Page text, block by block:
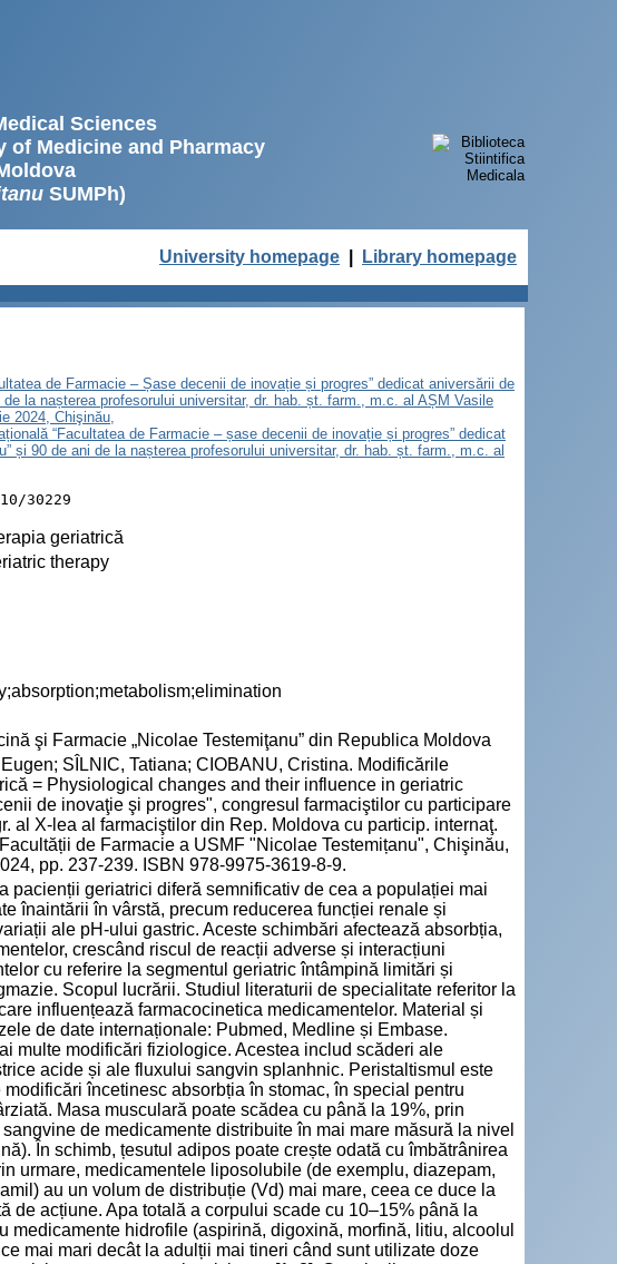
Sciences
of Medicine and Pharmacy
SUMPh)
University homepage Library homepage
de Farmacie – Șase decenii de inovație și progres” dedicat aniversării de
la nașterea profesorului universitar, dr. hab. șt. farm., m.c. al AȘM Vasile
2024, Chişinău,
“Facultatea de Farmacie – șase decenii de inovație și progres” dedicat
și 90 de ani de la nașterea profesorului universitar, dr. hab. șt. farm., m.c. al
30229
geriatrică
therapy
şi Farmacie „Nicolae Testemiţanu” din Republica Moldova
SÎLNIC, Tatiana; CIOBANU, Cristina. Modificările
= Physiological changes and their influence in geriatric
de inovaţie şi progres", congresul farmaciştilor cu participare
al X-lea al farmaciştilor din Rep. Moldova cu particip. internaţ.
de Farmacie a USMF "Nicolae Testemițanu", Chişinău,
pp. 237-239. ISBN 978-9975-3619-8-9.
pacienții geriatrici diferă semnificativ de cea a populației mai
înaintării în vârstă, precum reducerea funcției renale și
ale pH-ului gastric. Aceste schimbări afectează absorbția,
crescând riscul de reacții adverse și interacțiuni
cu referire la segmentul geriatric întâmpină limitări și
Scopul lucrării. Studiul literaturii de specialitate referitor la
influențează farmacocinetica medicamentelor. Material și
de date internaționale: Pubmed, Medline și Embase.
multe modificări fiziologice. Acestea includ scăderi ale
acide și ale fluxului sangvin splanhnic. Peristaltismul este
încetinesc absorbția în stomac, în special pentru
Masa musculară poate scădea cu până la 19%, prin
de medicamente distribuite în mai mare măsură la nivel
În schimb, țesutul adipos poate crește odată cu îmbătrânirea
urmare, medicamentele liposolubile (de exemplu, diazepam,
au un volum de distribuție (Vd) mai mare, ceea ce duce la
de acțiune. Apa totală a corpului scade cu 10–15% până la
medicamente hidrofile (aspirină, digoxină, morfină, litiu, alcoolul
mai mari decât la adulții mai tineri când sunt utilizate doze